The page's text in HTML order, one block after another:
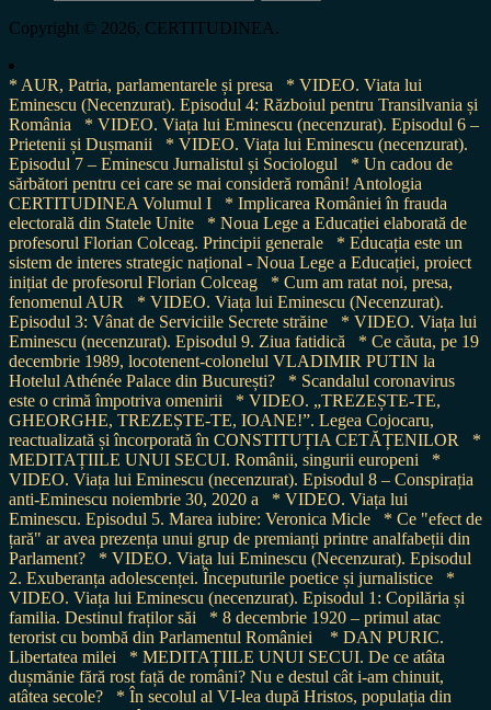
for:
Copyright © 2026, CERTITUDINEA.
* AUR, Patria, parlamentarele și presa
* VIDEO. Viata lui
Eminescu (Necenzurat). Episodul 4: Războiul pentru Transilvania și
România
* VIDEO. Viața lui Eminescu (necenzurat). Episodul 6 –
Prietenii și Dușmanii
* VIDEO. Viața lui Eminescu (necenzurat).
Episodul 7 – Eminescu Jurnalistul și Sociologul
* Un cadou de
sărbători pentru cei care se mai consideră români! Antologia
CERTITUDINEA Volumul I
* Implicarea României în frauda
electorală din Statele Unite
* Noua Lege a Educației elaborată de
profesorul Florian Colceag. Principii generale
* Educația este un
sistem de interes strategic național - Noua Lege a Educației, proiect
inițiat de profesorul Florian Colceag
* Cum am ratat noi, presa,
fenomenul AUR
* VIDEO. Viața lui Eminescu (Necenzurat).
Episodul 3: Vânat de Serviciile Secrete străine
* VIDEO. Viața lui
Eminescu (necenzurat). Episodul 9. Ziua fatidică
* Ce căuta, pe 19
decembrie 1989, locotenent-colonelul VLADIMIR PUTIN la
Hotelul Athénée Palace din București?
* Scandalul coronavirus
este o crimă împotriva omenirii
* VIDEO. „TREZEȘTE-TE,
GHEORGHE, TREZEȘTE-TE, IOANE!”. Legea Cojocaru,
reactualizată și încorporată în CONSTITUȚIA CETĂȚENILOR
*
MEDITAȚIILE UNUI SECUI. Românii, singurii europeni
*
VIDEO. Viața lui Eminescu (necenzurat). Episodul 8 – Conspirația
anti-Eminescu noiembrie 30, 2020 a
* VIDEO. Viața lui
Eminescu. Episodul 5. Marea iubire: Veronica Micle
* Ce "efect de
țară" ar avea prezența unui grup de premianți printre analfabeții din
Parlament?
* VIDEO. Viața lui Eminescu (Necenzurat). Episodul
2. Exuberanța adolescenței. Începuturile poetice și jurnalistice
*
VIDEO. Viața lui Eminescu (necenzurat). Episodul 1: Copilăria și
familia. Destinul fraților săi
* 8 decembrie 1920 – primul atac
terorist cu bombă din Parlamentul României
* DAN PURIC.
Libertatea milei
* MEDITAȚIILE UNUI SECUI. De ce atâta
dușmănie fără rost față de români? Nu e destul cât i-am chinuit,
atâtea secole?
* În secolul al VI-lea după Hristos, populația din